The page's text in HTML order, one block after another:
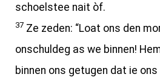
schoelstee nait òf.
37 Ze zeden: “Loat ons den
onschuldeg as we binnen!
binnen ons getugen dat ie